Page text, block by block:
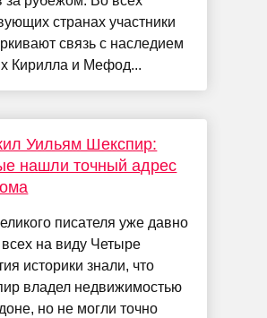
странах участники
связь с наследием
Кирилла и Мефод...
Уильям Шекспир:
нашли точный адрес
писателя уже давно
на виду Четыре
историки знали, что
владел недвижимостью
но не могли точно